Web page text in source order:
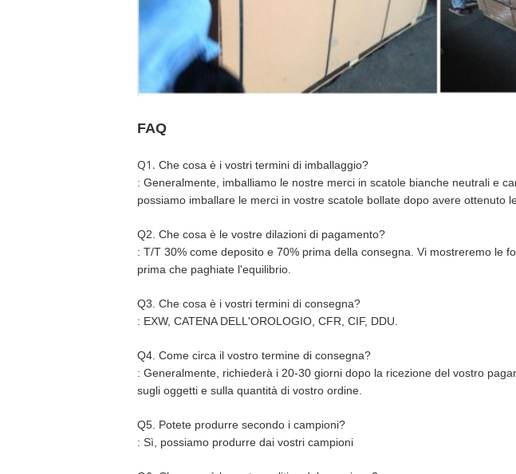
FAQ
Q1. Che cosa è i vostri termini di imballaggio?
: Generalmente, imballiamo le nostre merci in scatole bianche neutrali e
possiamo imballare le merci in vostre scatole bollate dopo avere ottenuto
Q2. Che cosa è le vostre dilazioni di pagamento?
: T/T 30% come deposito e 70% prima della consegna. Vi mostreremo le
prima che paghiate l'equilibrio.
Q3. Che cosa è i vostri termini di consegna?
: EXW, CATENA DELL'OROLOGIO, CFR, CIF, DDU.
Q4. Come circa il vostro termine di consegna?
: Generalmente, richiederà i 20-30 giorni dopo la ricezione del vostro
sugli oggetti e sulla quantità di vostro ordine.
Q5. Potete produrre secondo i campioni?
: Sì, possiamo produrre dai vostri campioni